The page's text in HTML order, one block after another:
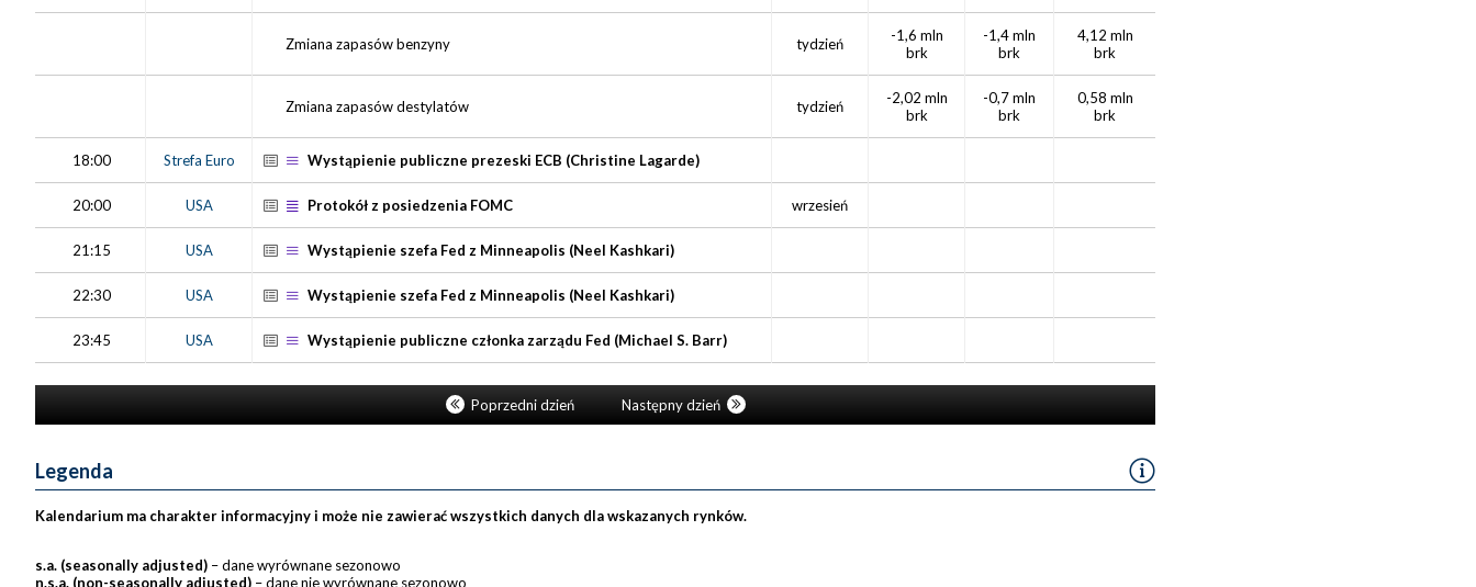
Zmiana zapasów benzyny tydzień
-1,6 mln
brk
-1,4 mln
brk
4,12 mln
brk
Zmiana zapasów destylatów tydzień
-2,02 mln
brk
-0,7 mln
brk
0,58 mln
brk
18:00 Strefa Euro Wystąpienie publiczne prezeski ECB (Christine Lagarde)
20:00 USA Protokół z posiedzenia FOMC wrzesień
21:15 USA Wystąpienie szefa Fed z Minneapolis (Neel Kashkari)
22:30 USA Wystąpienie szefa Fed z Minneapolis (Neel Kashkari)
23:45 USA Wystąpienie publiczne członka zarządu Fed (Michael S. Barr)
Poprzedni dzień Następny dzień
Legenda
Kalendarium ma charakter informacyjny i może nie zawierać wszystkich danych dla wskazanych rynków.
s.a. (seasonally adjusted) – dane wyrównane sezonowo
n.s.a. (non-seasonally adjusted) – dane nie wyrównane sezonowo